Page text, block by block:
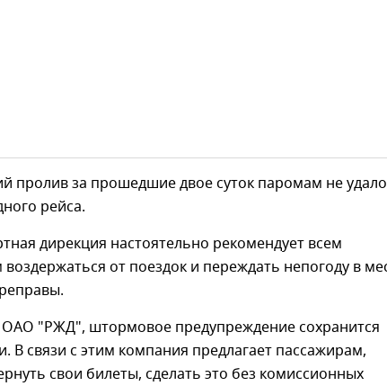
пролив за прошедшие двое суток паромам не
рейса.
дирекция настоятельно рекомендует всем
от поездок и переждать непогоду в
"РЖД", штормовое предупреждение сохранится
В связи с этим компания предлагает пассажирам,
свои билеты, сделать это без комиссионных